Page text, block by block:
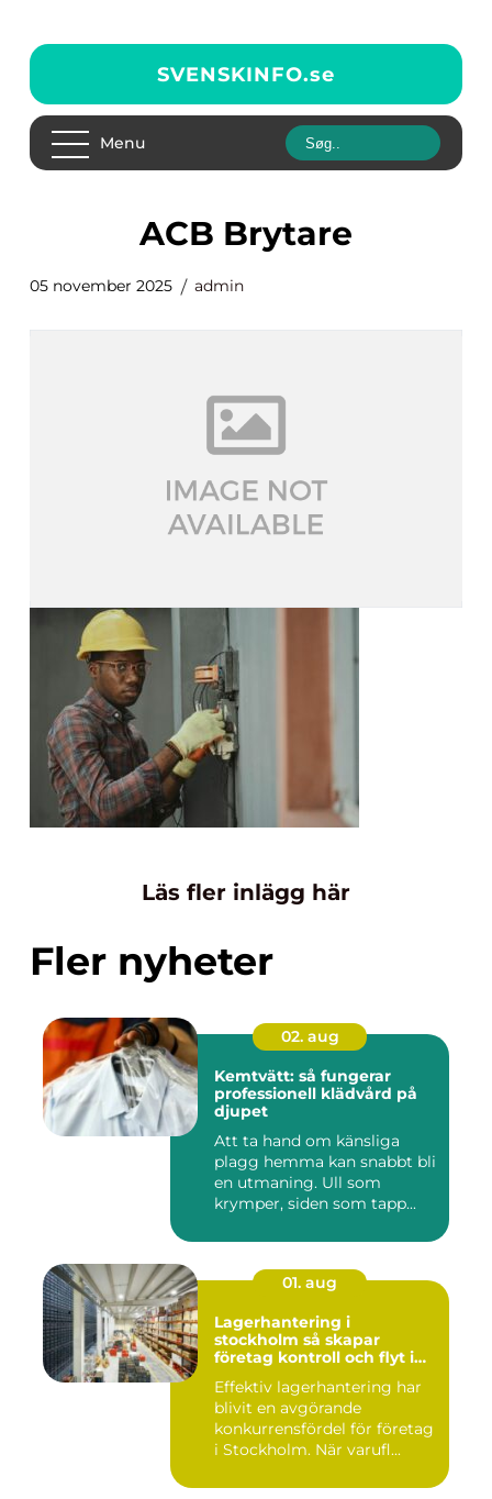
SVENSKINFO.se
Menu
ACB Brytare
05 november 2025 admin
Läs fler inlägg här
Fler nyheter
02. aug
Kemtvätt: så fungerar
professionell klädvård på
djupet
Att ta hand om känsliga
plagg hemma kan snabbt bli
en utmaning. Ull som
krymper, siden som tapp...
01. aug
Lagerhantering i
stockholm så skapar
företag kontroll och flyt i
Effektiv lagerhantering har
blivit en avgörande
konkurrensfördel för företag
i Stockholm. När varufl...